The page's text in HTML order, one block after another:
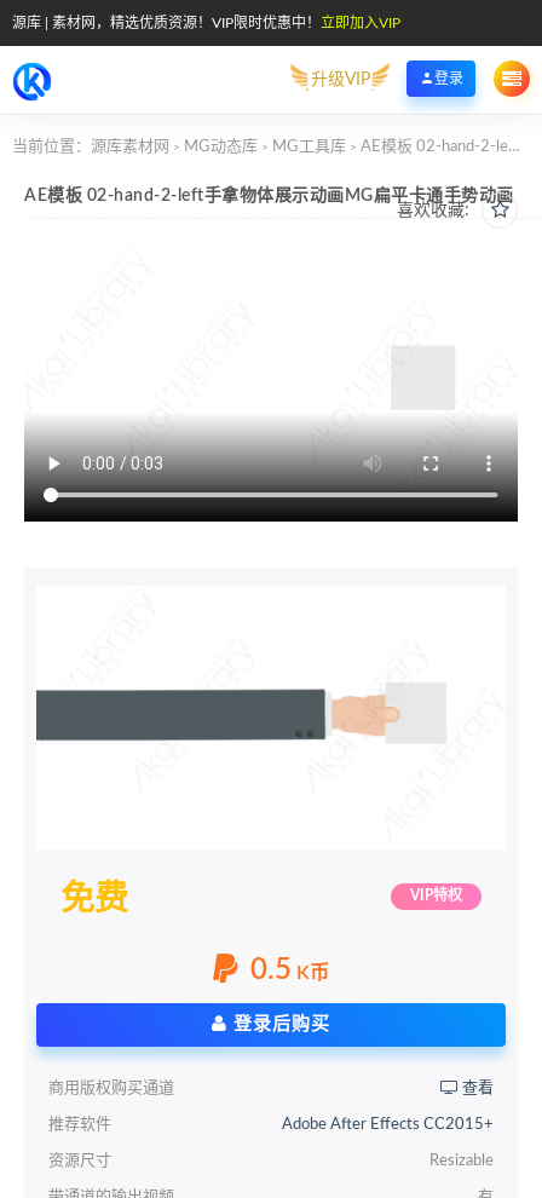
源库 | 素材网，精选优质资源！VIP限时优惠中！ 立即加入VIP
升级VIP 登录
当前位置： 源库素材网 > MG动态库 > MG工具库 > AE模板 02-hand-2-left手拿物体展示动画MG扁平卡通手势动画
喜欢收藏:
AE模板 02-hand-2-left手拿物体展示动画MG扁平卡通手势动画
免费 VIP特权
0.5 K币
登录后购买
商用版权购买通道 查看
推荐软件 Adobe After Effects CC2015+
资源尺寸 Resizable